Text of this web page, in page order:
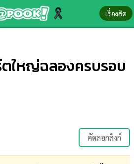
เรื่องฮิต
ตใหญ่ฉลองครบรอบ
คัดลอกลิงก์